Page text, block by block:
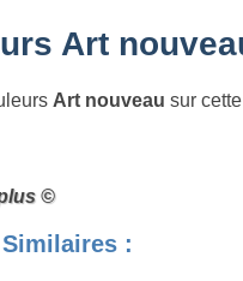
Art
Art nouveau sur
©
: